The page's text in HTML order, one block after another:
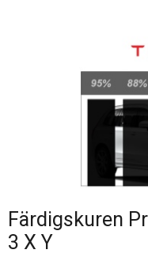
Färdigskuren
3 X Y